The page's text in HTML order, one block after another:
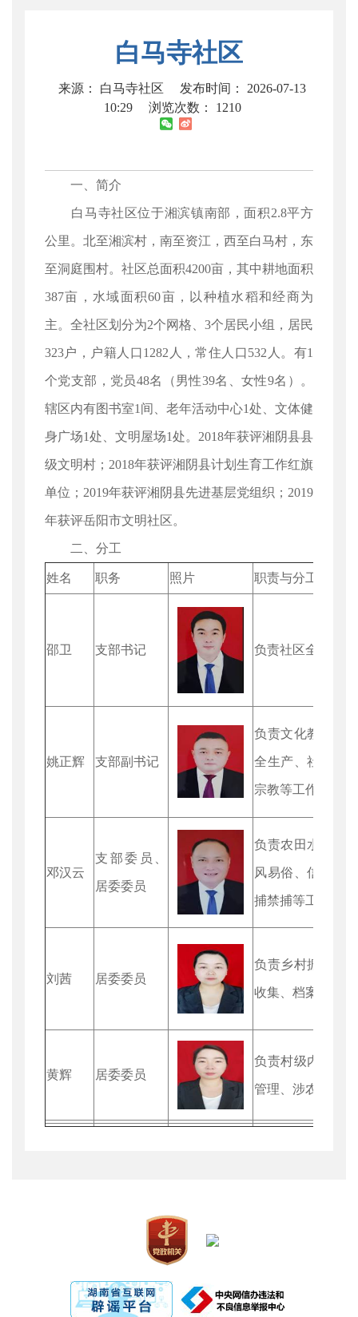
白马寺社区
来源： 白马寺社区
发布时间： 2026-07-13
10:29
浏览次数： 1210
一、简介
白马寺社区位于湘滨镇南部，面积2.8平方
公里。北至湘滨村，南至资江，西至白马村，东
至洞庭围村。社区总面积4200亩，其中耕地面积
387亩，水域面积60亩，以种植水稻和经商为
主。全社区划分为2个网格、3个居民小组，居民
323户，户籍人口1282人，常住人口532人。有1
个党支部，党员48名（男性39名、女性9名）。
辖区内有图书室1间、老年活动中心1处、文体健
身广场1处、文明屋场1处。2018年获评湘阴县县
级文明村；2018年获评湘阴县计划生育工作红旗
单位；2019年获评湘阴县先进基层党组织；2019
年获评岳阳市文明社区。
二、分工
姓名 职务 照片 职责与分工
邵卫 支部书记 负责社区全面工
姚正辉 支部副书记
负责文化教育、
全生产、社会基
宗教等工作
邓汉云
支部委员、
居委委员
负责农田水利建
风易俗、信访、
捕禁捕等工作。
刘茜 居委委员
负责乡村振兴、
收集、档案管理
黄辉 居委委员
负责村级内务会
管理、涉农补贴